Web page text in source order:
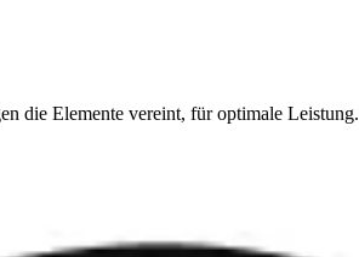
die Elemente vereint, für optimale Leistung.